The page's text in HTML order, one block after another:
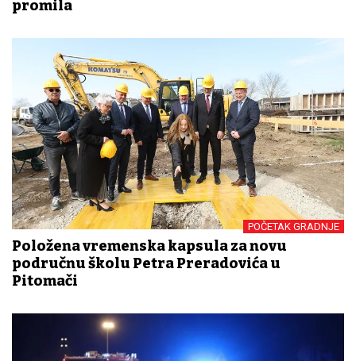
promila
POČETAK GRADNJE
Položena vremenska kapsula za novu
područnu školu Petra Preradovića u
Pitomači